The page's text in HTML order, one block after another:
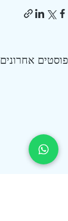
פוסטים אחרונים